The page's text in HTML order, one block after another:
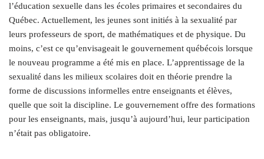
l’éducation sexuelle dans les écoles primaires et secondaires du
Québec. Actuellement, les jeunes sont initiés à la sexualité par
leurs professeurs de sport, de mathématiques et de physique. Du
moins, c’est ce qu’envisageait le gouvernement québécois lorsque
le nouveau programme a été mis en place. L’apprentissage de la
sexualité dans les milieux scolaires doit en théorie prendre la
forme de discussions informelles entre enseignants et élèves,
quelle que soit la discipline. Le gouvernement offre des formations
pour les enseignants, mais, jusqu’à aujourd’hui, leur participation
n’était pas obligatoire.